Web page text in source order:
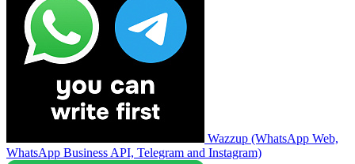
Wazzup (WhatsApp Web,
WhatsApp Business API, Telegram and Instagram)